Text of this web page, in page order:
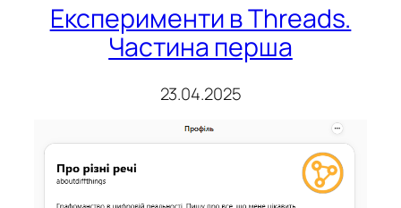
Експерименти в Threads.
Частина перша
23.04.2025